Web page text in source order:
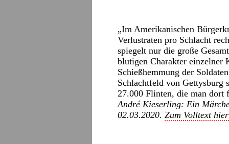
„Im Amerikanischen
Verlustraten pro Schlacht
spiegelt nur die große
blutigen Charakter einzelner
Schießhemmung der
Schlachtfeld von Gettysburg
27.000 Flinten, die man dort
André Kieserling: Ein
02.03.2020. Zum Volltext